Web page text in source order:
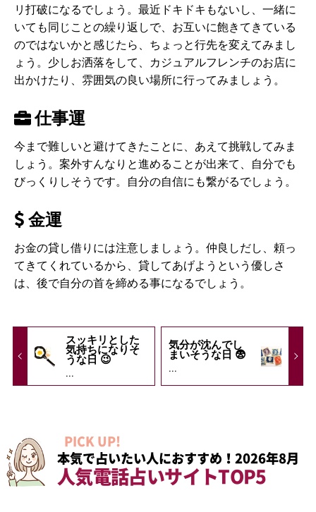
リ打破になるでしょう。最近ドキドキもないし、一緒に
いても同じことの繰り返しで、お互いに飽きてきている
のではないかと感じたら、ちょっと行先を変えてみまし
ょう。少しお洒落をして、カジュアルフレンチのお店に
出かけたり、雰囲気の良い場所に行ってみましょう。
仕事運
今まで難しいと避けてきたことに、あえて挑戦してみま
しょう。案外すんなりと進めることが出来て、自分でも
びっくりしそうです。自分の自信にも繋がるでしょう。
金運
お金の貸し借りには注意しましょう。仲良しだし、頼っ
てきてくれているから、貸してあげようという優しさ
は、後で自分の首を締める事になるでしょう。
スッキリとした
気持ちになりそ
うな日 😉
...
気分が沈んでし
まいそうな日 😨
...
PICK UP!
本気で占いたい人におすすめ！2026年8月
人気電話占いサイトTOP5